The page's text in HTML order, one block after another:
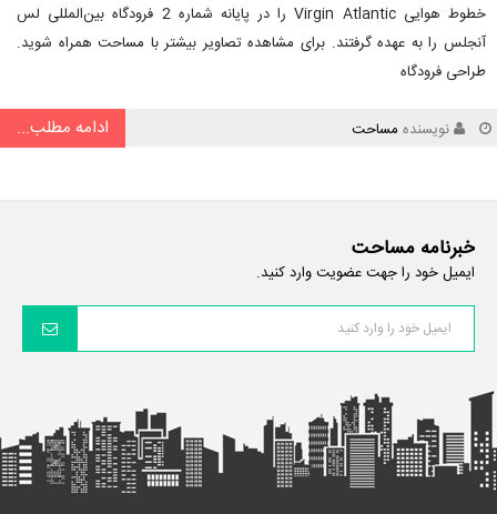
خطوط هوایی Virgin Atlantic را در پایانه شماره 2 فرودگاه بین‌المللی لس
آنجلس را به عهده گرفتند. برای مشاهده تصاویر بیشتر با مساحت همراه شوید.
طراحی فرودگاه
نویسنده مساحت ادامه مطلب...
خبرنامه مساحت
ایمیل خود را جهت عضویت وارد کنید.